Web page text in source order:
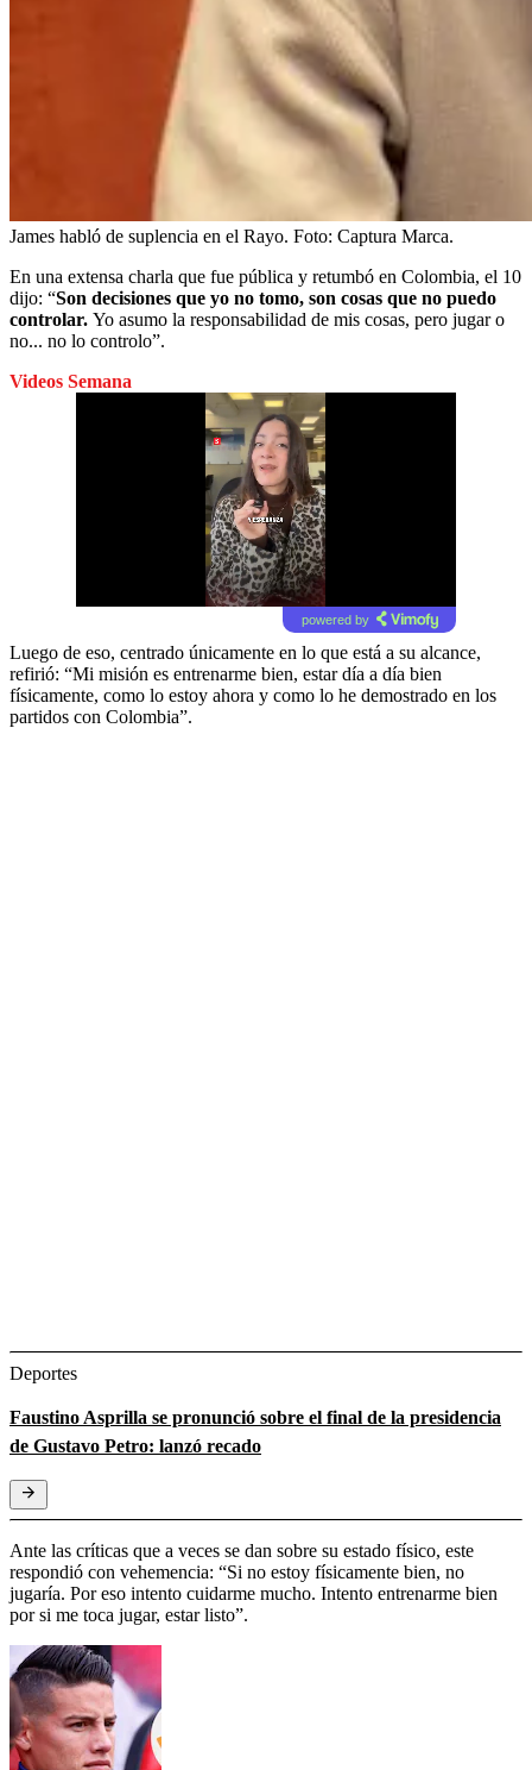
James habló de suplencia en el Rayo. Foto: Captura Marca.
En una extensa charla que fue pública y retumbó en Colombia, el 10
dijo: “Son decisiones que yo no tomo, son cosas que no puedo
controlar. Yo asumo la responsabilidad de mis cosas, pero jugar o
no... no lo controlo”.
Videos Semana
powered by
Luego de eso, centrado únicamente en lo que está a su alcance,
refirió: “Mi misión es entrenarme bien, estar día a día bien
físicamente, como lo estoy ahora y como lo he demostrado en los
partidos con Colombia”.
Deportes
Faustino Asprilla se pronunció sobre el final de la presidencia
de Gustavo Petro: lanzó recado
Ante las críticas que a veces se dan sobre su estado físico, este
respondió con vehemencia: “Si no estoy físicamente bien, no
jugaría. Por eso intento cuidarme mucho. Intento entrenarme bien
por si me toca jugar, estar listo”.